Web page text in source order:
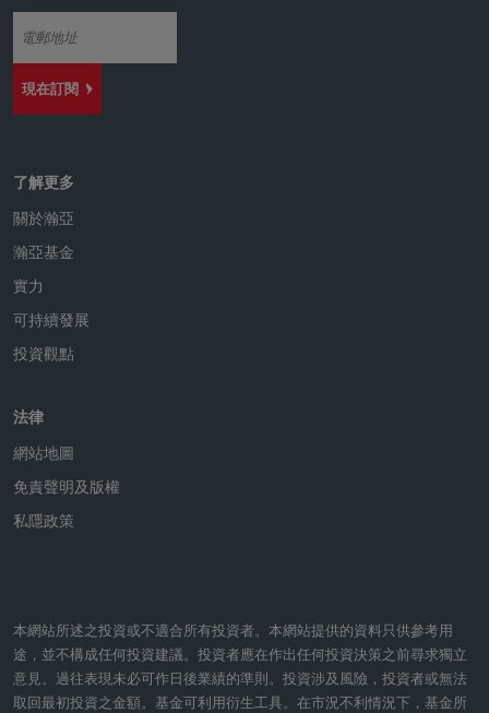
現在訂閱
了解更多
關於瀚亞
瀚亞基金
實力
可持續發展
投資觀點
法律
網站地圖
免責聲明及版權
私隱政策
本網站所述之投資或不適合所有投資者。本網站提供的資料只供參考用
途，並不構成任何投資建議。投資者應在作出任何投資決策之前尋求獨立
意見。過往表現未必可作日後業績的準則。投資涉及風險，投資者或無法
取回最初投資之金額。基金可利用衍生工具。在市況不利情況下，基金所